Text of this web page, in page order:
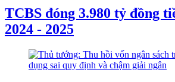
TCBS đóng 3.980 tỷ đồng
2024 - 2025